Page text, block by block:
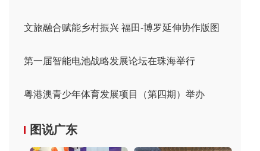
文旅融合赋能乡村振兴 福田-博罗延伸协作版图
第一届智能电池战略发展论坛在珠海举行
粤港澳青少年体育发展项目（第四期）举办
图说广东